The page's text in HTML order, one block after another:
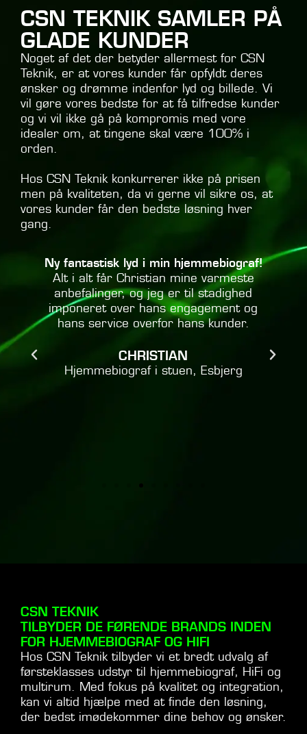
CSN TEKNIK SAMLER PÅ
GLADE KUNDER
Noget af det der betyder allermest for CSN
Teknik, er at vores kunder får opfyldt deres
ønsker og drømme indenfor lyd og billede. Vi
vil gøre vores bedste for at få tilfredse kunder
og vi vil ikke gå på kompromis med vore
idealer om, at tingene skal være 100% i
orden.
Hos CSN Teknik konkurrerer ikke på prisen
men på kvaliteten, da vi gerne vil sikre os, at
vores kunder får den bedste løsning hver
gang.
Ny fantastisk lyd i min hjemmebiograf!
Alt i alt får Christian mine varmeste
anbefalinger, og jeg er til stadighed
imponeret over hans engagement og
hans service overfor hans kunder.
CHRISTIAN
Hjemmebiograf i stuen, Esbjerg
CSN TEKNIK
TILBYDER DE FØRENDE BRANDS INDEN
FOR HJEMMEBIOGRAF OG HIFI
Hos CSN Teknik tilbyder vi et bredt udvalg af
førsteklasses udstyr til hjemmebiograf, HiFi og
multirum. Med fokus på kvalitet og integration,
kan vi altid hjælpe med at finde den løsning,
der bedst imødekommer dine behov og ønsker.